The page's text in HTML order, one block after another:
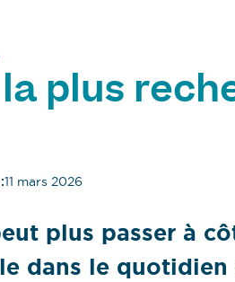
la plus
11 mars 2026
plus passer à
dans le quotidien